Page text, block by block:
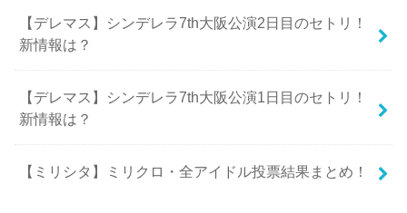
【デレマス】シンデレラ7th大阪公演2日目のセトリ！
新情報は？
【デレマス】シンデレラ7th大阪公演1日目のセトリ！
新情報は？
【ミリシタ】ミリクロ・全アイドル投票結果まとめ！